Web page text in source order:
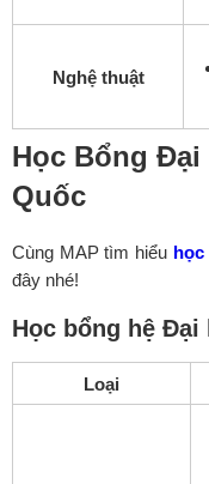
Nghệ thuật
Học Bổng Đại
Quốc
Cùng MAP tìm hiểu học
đây nhé!
Học bổng hệ Đại
Loại